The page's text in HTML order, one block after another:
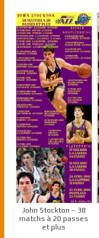
John Stockton – 38
matchs à 20 passes
et plus